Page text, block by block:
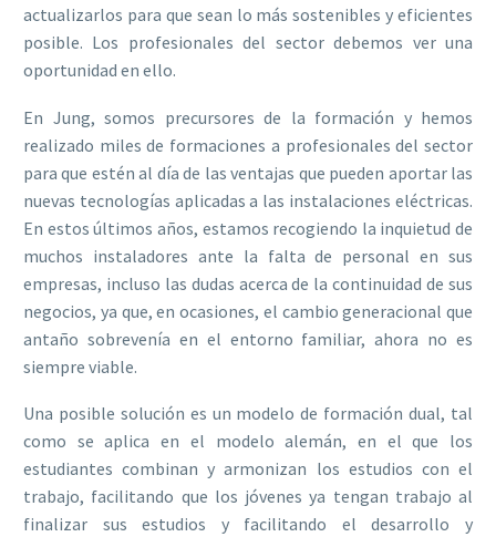
actualizarlos para que sean lo más sostenibles y eficientes
posible. Los profesionales del sector debemos ver una
oportunidad en ello.
En Jung, somos precursores de la formación y hemos
realizado miles de formaciones a profesionales del sector
para que estén al día de las ventajas que pueden aportar las
nuevas tecnologías aplicadas a las instalaciones eléctricas.
En estos últimos años, estamos recogiendo la inquietud de
muchos instaladores ante la falta de personal en sus
empresas, incluso las dudas acerca de la continuidad de sus
negocios, ya que, en ocasiones, el cambio generacional que
antaño sobrevenía en el entorno familiar, ahora no es
siempre viable.
Una posible solución es un modelo de formación dual, tal
como se aplica en el modelo alemán, en el que los
estudiantes combinan y armonizan los estudios con el
trabajo, facilitando que los jóvenes ya tengan trabajo al
finalizar sus estudios y facilitando el desarrollo y